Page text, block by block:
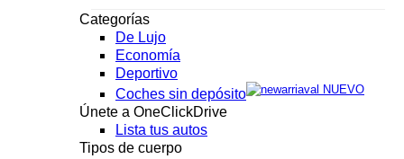
Categorías
De Lujo
Economía
Deportivo
Coches sin depósito
NUEVO
Únete a OneClickDrive
Lista tus autos
Tipos de cuerpo